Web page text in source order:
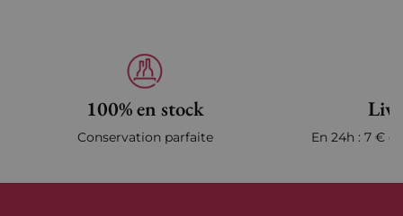
100% en stock
Conservation parfaite En 24h : 7 €